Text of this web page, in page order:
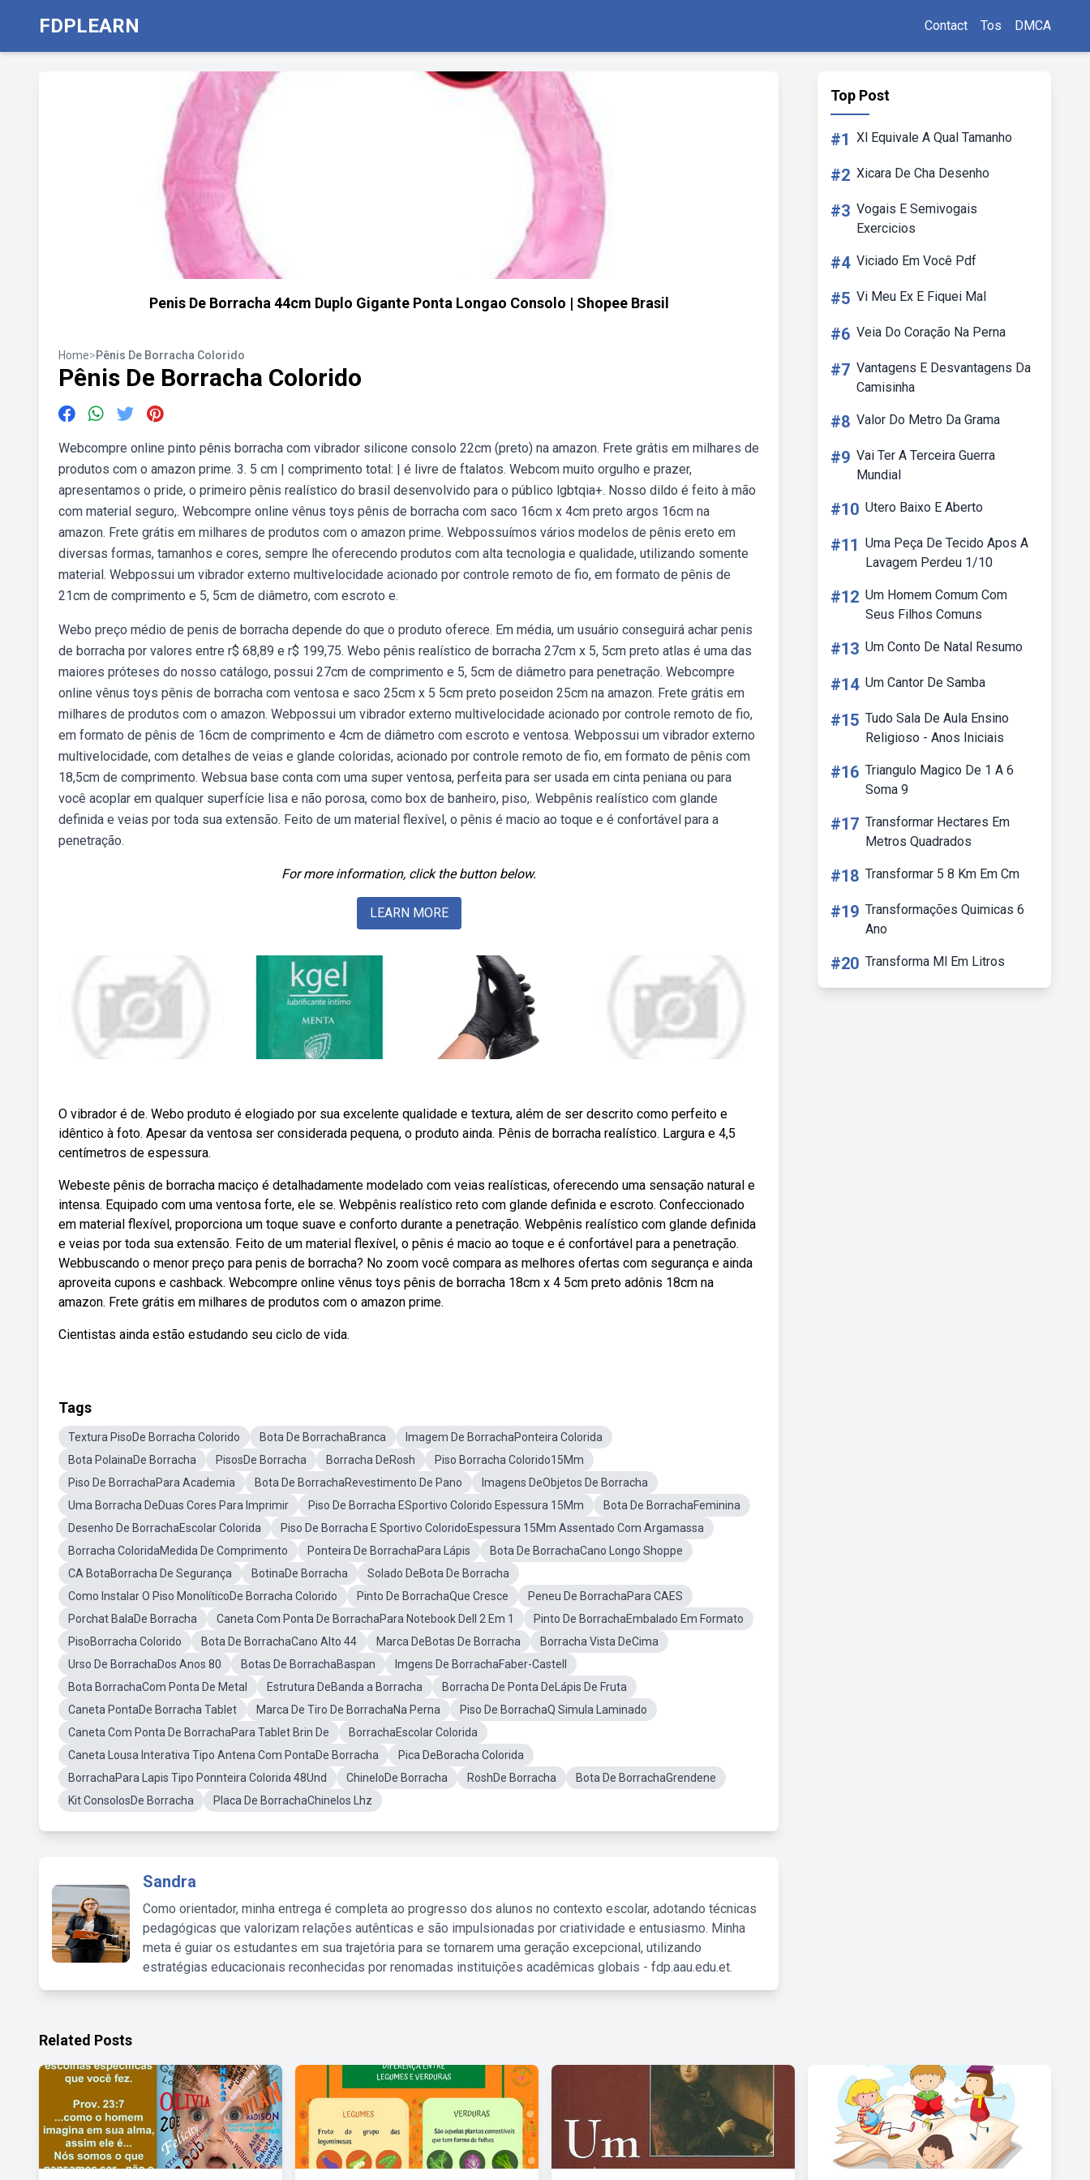
FDPLEARN Contact Tos DMCA
Penis De Borracha 44cm Duplo Gigante Ponta Longao Consolo | Shopee Brasil
Home>Pênis De Borracha Colorido
Pênis De Borracha Colorido
Webcompre online pinto pênis borracha com vibrador silicone consolo 22cm (preto) na amazon. Frete grátis em milhares de
produtos com o amazon prime. 3. 5 cm | comprimento total: | é livre de ftalatos. Webcom muito orgulho e prazer,
apresentamos o pride, o primeiro pênis realístico do brasil desenvolvido para o público lgbtqia+. Nosso dildo é feito à mão
com material seguro,. Webcompre online vênus toys pênis de borracha com saco 16cm x 4cm preto argos 16cm na
amazon. Frete grátis em milhares de produtos com o amazon prime. Webpossuímos vários modelos de pênis ereto em
diversas formas, tamanhos e cores, sempre lhe oferecendo produtos com alta tecnologia e qualidade, utilizando somente
material. Webpossui um vibrador externo multivelocidade acionado por controle remoto de fio, em formato de pênis de
21cm de comprimento e 5, 5cm de diâmetro, com escroto e.
Webo preço médio de penis de borracha depende do que o produto oferece. Em média, um usuário conseguirá achar penis
de borracha por valores entre r$ 68,89 e r$ 199,75. Webo pênis realístico de borracha 27cm x 5, 5cm preto atlas é uma das
maiores próteses do nosso catálogo, possui 27cm de comprimento e 5, 5cm de diâmetro para penetração. Webcompre
online vênus toys pênis de borracha com ventosa e saco 25cm x 5 5cm preto poseidon 25cm na amazon. Frete grátis em
milhares de produtos com o amazon. Webpossui um vibrador externo multivelocidade acionado por controle remoto de fio,
em formato de pênis de 16cm de comprimento e 4cm de diâmetro com escroto e ventosa. Webpossui um vibrador externo
multivelocidade, com detalhes de veias e glande coloridas, acionado por controle remoto de fio, em formato de pênis com
18,5cm de comprimento. Websua base conta com uma super ventosa, perfeita para ser usada em cinta peniana ou para
você acoplar em qualquer superfície lisa e não porosa, como box de banheiro, piso,. Webpênis realístico com glande
definida e veias por toda sua extensão. Feito de um material flexível, o pênis é macio ao toque e é confortável para a
penetração.
For more information, click the button below.
LEARN MORE
O vibrador é de. Webo produto é elogiado por sua excelente qualidade e textura, além de ser descrito como perfeito e
idêntico à foto. Apesar da ventosa ser considerada pequena, o produto ainda. Pênis de borracha realístico. Largura e 4,5
centímetros de espessura.
Webeste pênis de borracha maciço é detalhadamente modelado com veias realísticas, oferecendo uma sensação natural e
intensa. Equipado com uma ventosa forte, ele se. Webpênis realístico reto com glande definida e escroto. Confeccionado
em material flexível, proporciona um toque suave e conforto durante a penetração. Webpênis realístico com glande definida
e veias por toda sua extensão. Feito de um material flexível, o pênis é macio ao toque e é confortável para a penetração.
Webbuscando o menor preço para penis de borracha? No zoom você compara as melhores ofertas com segurança e ainda
aproveita cupons e cashback. Webcompre online vênus toys pênis de borracha 18cm x 4 5cm preto adônis 18cm na
amazon. Frete grátis em milhares de produtos com o amazon prime.
Cientistas ainda estão estudando seu ciclo de vida.
Tags
Textura PisoDe Borracha Colorido Bota De BorrachaBranca
Imagem De BorrachaPonteira Colorida
Bota PolainaDe Borracha
PisosDe Borracha Borracha DeRosh
Piso Borracha Colorido15Mm
Piso De BorrachaPara Academia
Bota De BorrachaRevestimento De Pano
Imagens DeObjetos De Borracha
Uma Borracha DeDuas Cores Para Imprimir
Piso De Borracha ESportivo Colorido Espessura 15Mm
Bota De BorrachaFeminina
Desenho De BorrachaEscolar Colorida
Piso De Borracha E Sportivo ColoridoEspessura 15Mm Assentado Com Argamassa
Borracha ColoridaMedida De Comprimento
Ponteira De BorrachaPara Lápis
Bota De BorrachaCano Longo Shoppe
CA BotaBorracha De Segurança
BotinaDe Borracha
Solado DeBota De Borracha
Como Instalar O Piso MonolíticoDe Borracha Colorido
Pinto De BorrachaQue Cresce
Peneu De BorrachaPara CAES
Porchat BalaDe Borracha
Caneta Com Ponta De BorrachaPara Notebook Dell 2 Em 1
Pinto De BorrachaEmbalado Em Formato
PisoBorracha Colorido
Bota De BorrachaCano Alto 44 Marca DeBotas De Borracha
Borracha Vista DeCima
Urso De BorrachaDos Anos 80
Botas De BorrachaBaspan
Imgens De BorrachaFaber-Castell
Bota BorrachaCom Ponta De Metal
Estrutura DeBanda a Borracha
Borracha De Ponta DeLápis De Fruta
Caneta PontaDe Borracha Tablet
Marca De Tiro De BorrachaNa Perna
Piso De BorrachaQ Simula Laminado
Caneta Com Ponta De BorrachaPara Tablet Brin De
BorrachaEscolar Colorida
Caneta Lousa Interativa Tipo Antena Com PontaDe Borracha
Pica DeBoracha Colorida
BorrachaPara Lapis Tipo Ponnteira Colorida 48Und
ChineloDe Borracha RoshDe Borracha
Bota De BorrachaGrendene
Kit ConsolosDe Borracha
Placa De BorrachaChinelos Lhz
Sandra
Como orientador, minha entrega é completa ao progresso dos alunos no contexto escolar, adotando técnicas
pedagógicas que valorizam relações autênticas e são impulsionadas por criatividade e entusiasmo. Minha
meta é guiar os estudantes em sua trajetória para se tornarem uma geração excepcional, utilizando
estratégias educacionais reconhecidas por renomadas instituições acadêmicas globais - fdp.aau.edu.et.
Top Post
#1 Xl Equivale A Qual Tamanho
#2 Xicara De Cha Desenho
#3 Vogais E Semivogais
Exercicios
#4 Viciado Em Você Pdf
#5 Vi Meu Ex E Fiquei Mal
#6 Veia Do Coração Na Perna
#7 Vantagens E Desvantagens Da
Camisinha
#8 Valor Do Metro Da Grama
#9 Vai Ter A Terceira Guerra
Mundial
#10 Utero Baixo E Aberto
#11 Uma Peça De Tecido Apos A
Lavagem Perdeu 1/10
#12 Um Homem Comum Com
Seus Filhos Comuns
#13 Um Conto De Natal Resumo
#14 Um Cantor De Samba
#15 Tudo Sala De Aula Ensino
Religioso - Anos Iniciais
#16 Triangulo Magico De 1 A 6
Soma 9
#17 Transformar Hectares Em
Metros Quadrados
#18 Transformar 5 8 Km Em Cm
#19 Transformações Quimicas 6
Ano
#20 Transforma Ml Em Litros
Related Posts